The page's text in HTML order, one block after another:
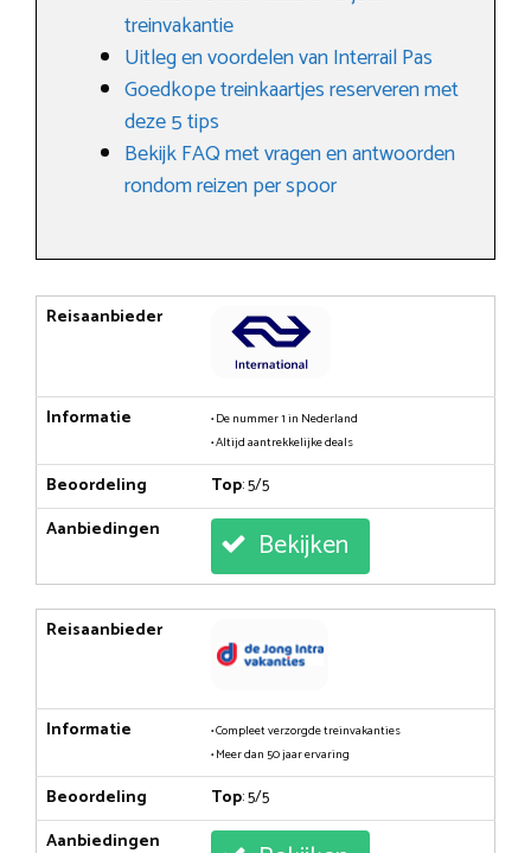
treinvakantie
Uitleg en voordelen van Interrail Pas
Goedkope treinkaartjes reserveren met
deze 5 tips
Bekijk FAQ met vragen en antwoorden
rondom reizen per spoor
Reisaanbieder
Informatie
• De nummer 1 in Nederland
• Altijd aantrekkelijke deals
Beoordeling Top: 5/5
Aanbiedingen
Bekijken
Reisaanbieder
Informatie
• Compleet verzorgde treinvakanties
• Meer dan 50 jaar ervaring
Beoordeling Top: 5/5
Aanbiedingen